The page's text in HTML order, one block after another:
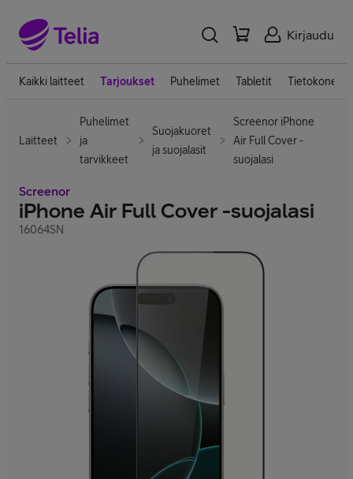
Kirjaudu
Kaikki laitteet Tarjoukset Puhelimet Tabletit Tietokoneet
Laitteet
Puhelimet
ja
tarvikkeet
Suojakuoret
ja suojalasit
Screenor iPhone
Air Full Cover -
suojalasi
Screenor
iPhone Air Full Cover -suojalasi
16064SN